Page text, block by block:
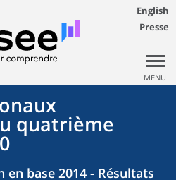
English
Presse
MENU
quatrième
en base 2014 - Résultats